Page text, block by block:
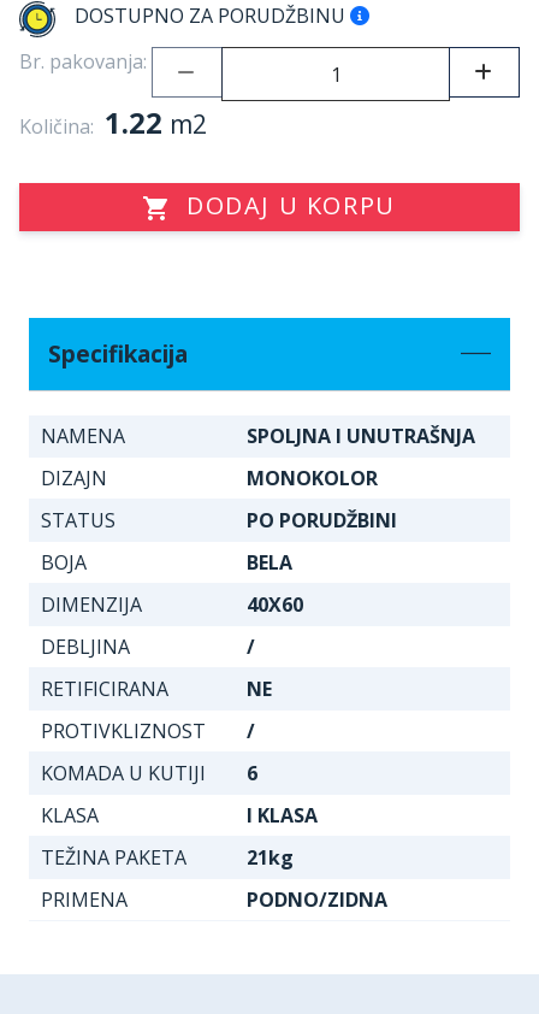
DOSTUPNO ZA PORUDŽBINU
Br. pakovanja:
Količina: 1.22 m2
DODAJ U KORPU
Specifikacija
NAMENA
SPOLJNA I UNUTRAŠNJA
DIZAJN
MONOKOLOR
STATUS
PO PORUDŽBINI
BOJA
BELA
DIMENZIJA
40X60
DEBLJINA
/
RETIFICIRANA
NE
PROTIVKLIZNOST
/
KOMADA U KUTIJI
6
KLASA
I KLASA
TEŽINA PAKETA
21kg
PRIMENA
PODNO/ZIDNA